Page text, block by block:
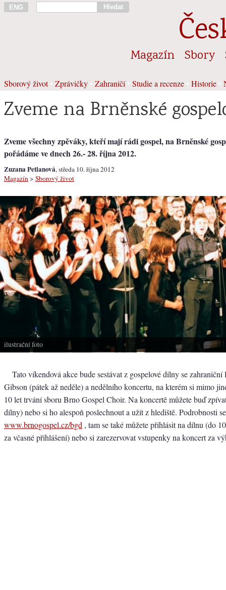
ENG Hledat
Magazín Sbory
Sborový život• Zprávičky Zahraničí• Studie a recenze Historie
Zveme na Brněnské
Zveme všechny zpěváky, kteří mají rádi gospel, na Brněnské
pořádáme ve dnech 26.- 28. října 2012.
Zuzana Petlanová, středa 10. října 2012
Magazín > Sborový život
ilustrační foto
Tato víkendová akce bude sestávat z gospelové dílny se
Gibson (pátek až neděle) a nedělního koncertu, na kterém si mimo
10 let trvání sboru Brno Gospel Choir. Na koncertě můžete buď
dílny) nebo si ho alespoň poslechnout a užít z hlediště. Podrobnosti
www.brnogospel.cz/bgd , tam se také můžete přihlásit na dílnu (do
za včasné přihlášení) nebo si zarezervovat vstupenky na koncert za